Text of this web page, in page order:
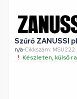
Szűrő ZANUSSI
n/a•Cikkszám: MSU222
Készleten, külső